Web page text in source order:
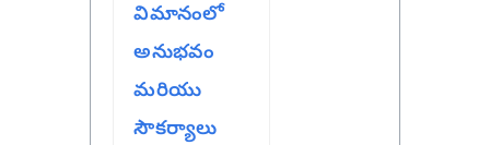
విమానంలో
అనుభవం
మరియు
సౌకర్యాలు